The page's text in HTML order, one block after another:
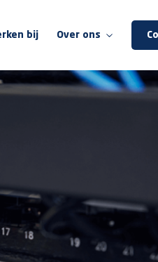
bij Over ons
Over ons
Events